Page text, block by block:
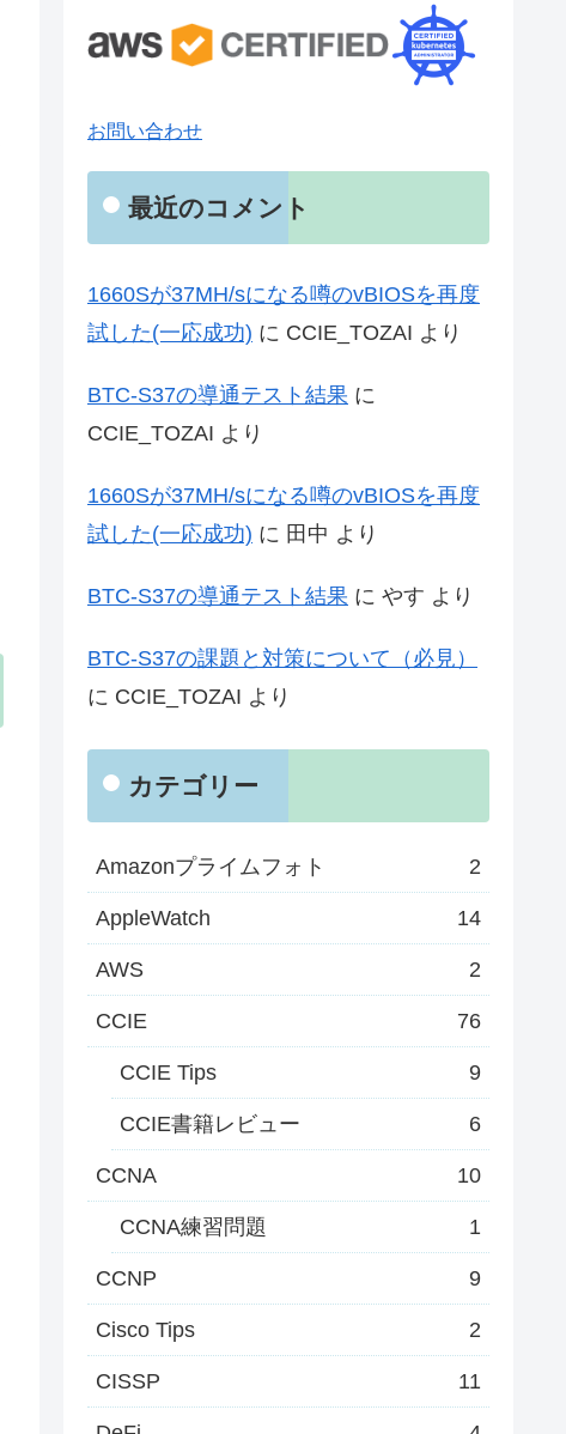
お問い合わせ
最近のコメント
1660Sが37MH/sになる噂のvBIOSを再度
試した(一応成功) に CCIE_TOZAI より
BTC-S37の導通テスト結果 に
CCIE_TOZAI より
1660Sが37MH/sになる噂のvBIOSを再度
試した(一応成功) に 田中 より
BTC-S37の導通テスト結果 に やす より
BTC-S37の課題と対策について（必見）
に CCIE_TOZAI より
カテゴリー
Amazonプライムフォト 2
AppleWatch 14
AWS 2
CCIE 76
CCIE Tips 9
CCIE書籍レビュー 6
CCNA 10
CCNA練習問題 1
CCNP 9
Cisco Tips 2
CISSP 11